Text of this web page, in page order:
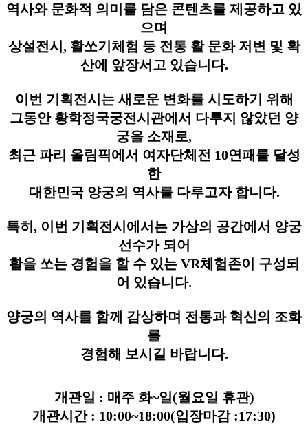
역사와 문화적 의미를 담은 콘텐츠를 제공하고 있
으며
상설전시, 활쏘기체험 등 전통 활 문화 저변 및 확
산에 앞장서고 있습니다.
이번 기획전시는 새로운 변화를 시도하기 위해
그동안 황학정국궁전시관에서 다루지 않았던 양
궁을 소재로,
최근 파리 올림픽에서 여자단체전 10연패를 달성
한
대한민국 양궁의 역사를 다루고자 합니다.
특히, 이번 기획전시에서는 가상의 공간에서 양궁
선수가 되어
활을 쏘는 경험을 할 수 있는 VR체험존이 구성되
어 있습니다.
양궁의 역사를 함께 감상하며 전통과 혁신의 조화
를
경험해 보시길 바랍니다.
개관일 : 매주 화~일(월요일 휴관)
개관시간 : 10:00~18:00(입장마감 :17:30)